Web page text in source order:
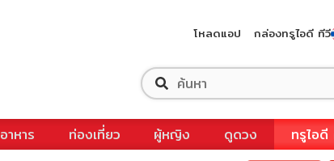
โหลดแอป กล่องทรูไอดี ทีวี
อาหาร ท่องเที่ยว ผู้หญิง ดูดวง ทรูไอดี